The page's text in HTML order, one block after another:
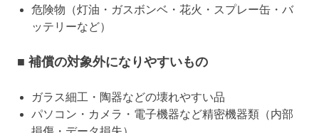
危険物（灯油・ガスボンベ・花火・スプレー缶・バ
ッテリーなど）
■ 補償の対象外になりやすいもの
ガラス細工・陶器などの壊れやすい品
パソコン・カメラ・電子機器など精密機器類（内部